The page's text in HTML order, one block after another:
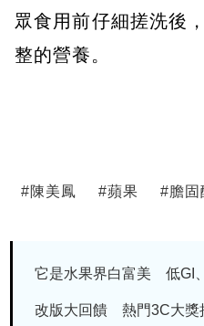
眾食用前仔細搓洗後
整的營養。
#陳美鳳 #蘋果 #膽固
它是水果界白富美 低GI
改版大回饋 熱門3C大獎